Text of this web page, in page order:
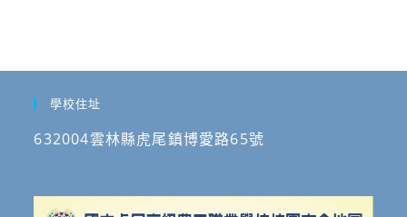
學校住址
632004雲林縣虎尾鎮博愛路65號